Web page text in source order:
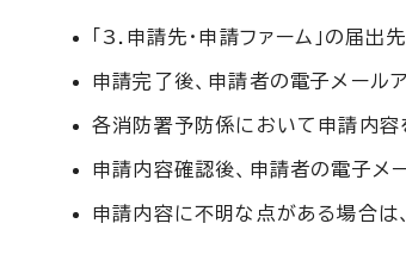
「3.申請先・申請ファーム」の届
申請完了後、申請者の電子メール
各消防署予防係において申請内容
申請内容確認後、申請者の電子メ
申請内容に不明な点がある場合は